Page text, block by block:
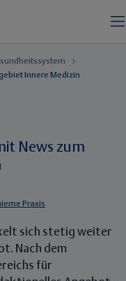
Innere Medizin
News zum
Praxis
sich stetig weiter
Nach dem
für